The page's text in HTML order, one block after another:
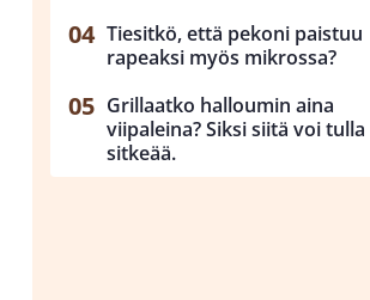
Tiesitkö, että pekoni paistuu
rapeaksi myös mikrossa?
Grillaatko halloumin aina
viipaleina? Siksi siitä voi tulla
sitkeää.